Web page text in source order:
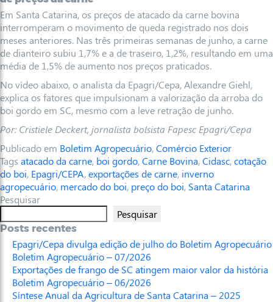
Em Santa Catarina, os preços de atacado da carne bovina
interromperam o movimento de queda registrado nos dois
meses anteriores. Nas três primeiras semanas de junho, a carne
de dianteiro subiu 1,7% e a de traseiro, 1,2%, resultando em uma
média de 1,5% de aumento nos preços praticados.
No vídeo abaixo, o analista da Epagri/Cepa, Alexandre Giehl,
explica os fatores que impulsionam a valorização da arroba do
boi gordo em SC, mesmo com a leve retração de junho.
Por: Cristiele Deckert, jornalista bolsista Fapesc Epagri/Cepa
Publicado em Boletim Agropecuário,Comércio Exterior
Tags atacado da carne, boi gordo,Carne Bovina,Cidasc,cotação
do boi, Epagri/CEPA,exportações de carne, inverno
agropecuário, mercado do boi, preço do boi, Santa Catarina
Pesquisar
Pesquisar
Posts recentes
Epagri/Cepa divulga edição de julho do Boletim Agropecuário
Boletim Agropecuário – 07/2026
Exportações de frango de SC atingem maior valor da história
Boletim Agropecuário – 06/2026
Síntese Anual da Agricultura de Santa Catarina – 2025